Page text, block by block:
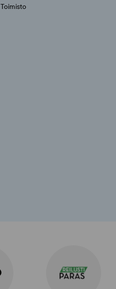
Toimisto